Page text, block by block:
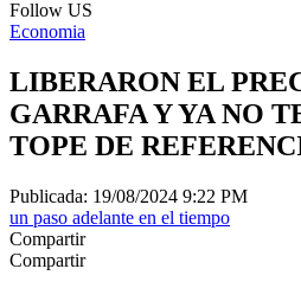
Follow US
Economia
LIBERARON EL
GARRAFA Y YA NO
TOPE DE
Publicada: 19/08/2024 9:22 PM
un paso adelante en el tiempo
Compartir
Compartir